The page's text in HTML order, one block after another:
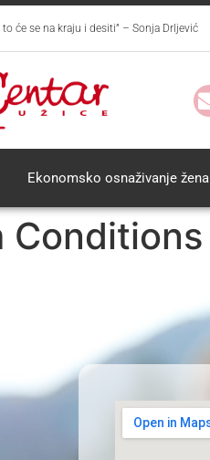
će se na kraju i desiti” – Sonja Drljević
Ekonomsko osnaživanje žena
Conditions